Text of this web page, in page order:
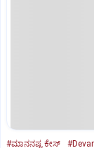
#ಮಾನನಷ್ಟ ಕೇಸ್